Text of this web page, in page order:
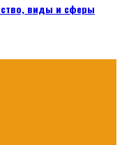
виды и сферы